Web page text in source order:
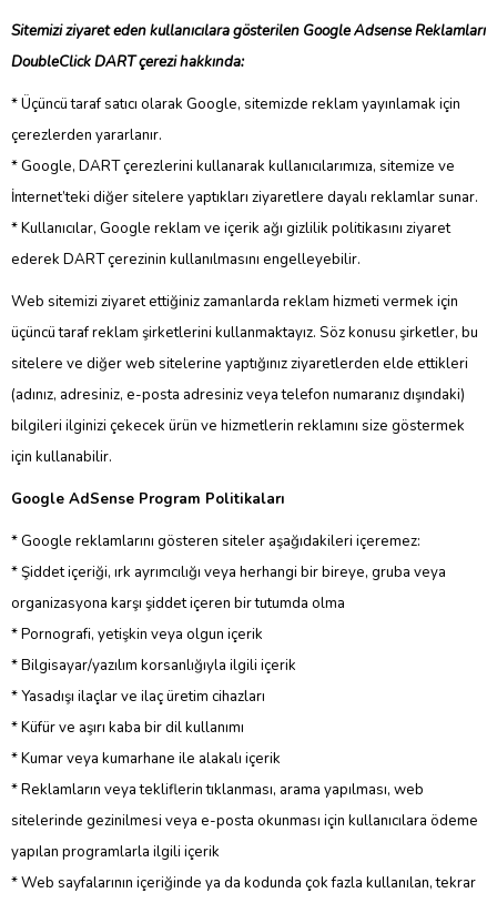
Sitemizi ziyaret eden kullanıcılara gösterilen Google Adsense Reklamları
DoubleClick DART çerezi hakkında:
* Üçüncü taraf satıcı olarak Google, sitemizde reklam yayınlamak için
çerezlerden yararlanır.
* Google, DART çerezlerini kullanarak kullanıcılarımıza, sitemize ve
İnternet’teki diğer sitelere yaptıkları ziyaretlere dayalı reklamlar sunar.
* Kullanıcılar, Google reklam ve içerik ağı gizlilik politikasını ziyaret
ederek DART çerezinin kullanılmasını engelleyebilir.
Web sitemizi ziyaret ettiğiniz zamanlarda reklam hizmeti vermek için
üçüncü taraf reklam şirketlerini kullanmaktayız. Söz konusu şirketler, bu
sitelere ve diğer web sitelerine yaptığınız ziyaretlerden elde ettikleri
(adınız, adresiniz, e-posta adresiniz veya telefon numaranız dışındaki)
bilgileri ilginizi çekecek ürün ve hizmetlerin reklamını size göstermek
için kullanabilir.
Google AdSense Program Politikaları
* Google reklamlarını gösteren siteler aşağıdakileri içeremez:
* Şiddet içeriği, ırk ayrımcılığı veya herhangi bir bireye, gruba veya
organizasyona karşı şiddet içeren bir tutumda olma
* Pornografi, yetişkin veya olgun içerik
* Bilgisayar/yazılım korsanlığıyla ilgili içerik
* Yasadışı ilaçlar ve ilaç üretim cihazları
* Küfür ve aşırı kaba bir dil kullanımı
* Kumar veya kumarhane ile alakalı içerik
* Reklamların veya tekliflerin tıklanması, arama yapılması, web
sitelerinde gezinilmesi veya e-posta okunması için kullanıcılara ödeme
yapılan programlarla ilgili içerik
* Web sayfalarının içeriğinde ya da kodunda çok fazla kullanılan, tekrar